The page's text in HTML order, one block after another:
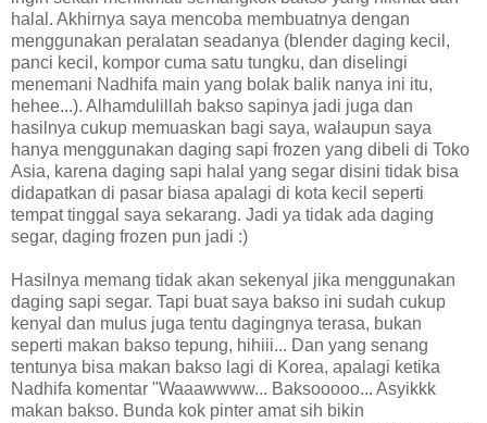
halal. Akhirnya saya mencoba membuatnya dengan
menggunakan peralatan seadanya (blender daging kecil,
panci kecil, kompor cuma satu tungku, dan diselingi
menemani Nadhifa main yang bolak balik nanya ini itu,
hehee...). Alhamdulillah bakso sapinya jadi juga dan
hasilnya cukup memuaskan bagi saya, walaupun saya
hanya menggunakan daging sapi frozen yang dibeli di Toko
Asia, karena daging sapi halal yang segar disini tidak bisa
didapatkan di pasar biasa apalagi di kota kecil seperti
tempat tinggal saya sekarang. Jadi ya tidak ada daging
segar, daging frozen pun jadi :)
Hasilnya memang tidak akan sekenyal jika menggunakan
daging sapi segar. Tapi buat saya bakso ini sudah cukup
kenyal dan mulus juga tentu dagingnya terasa, bukan
seperti makan bakso tepung, hihiii... Dan yang senang
tentunya bisa makan bakso lagi di Korea, apalagi ketika
Nadhifa komentar "Waaawwww... Baksooooo... Asyikkk
makan bakso. Bunda kok pinter amat sih bikin